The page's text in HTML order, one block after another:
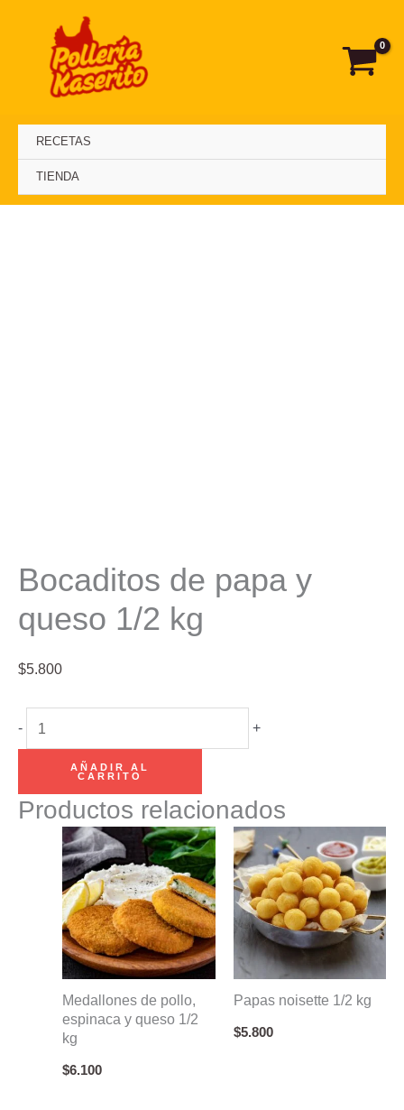
contenido
RECETAS
TIENDA
Bocaditos de papa y
queso 1/2 kg
$5.800
-
Bocaditos
de
y
queso
cantidad
+
AÑADIR AL
CARRITO
Productos relacionados
Medallones de pollo,
espinaca y queso 1/2
kg
$6.100
Papas noisette 1/2 kg
$5.800